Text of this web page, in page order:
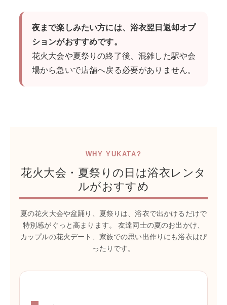
夜まで楽しみたい方には、浴衣翌日返却オプ
ションがおすすめです。
花火大会や夏祭りの終了後、混雑した駅や会
場から急いで店舗へ戻る必要がありません。
WHY YUKATA?
花火大会・夏祭りの日は浴衣レンタ
ルがおすすめ
夏の花火大会や盆踊り、夏祭りは、浴衣で出かけるだけで
特別感がぐっと高まります。 友達同士の夏のお出かけ、
カップルの花火デート、家族での思い出作りにも浴衣はぴ
ったりです。